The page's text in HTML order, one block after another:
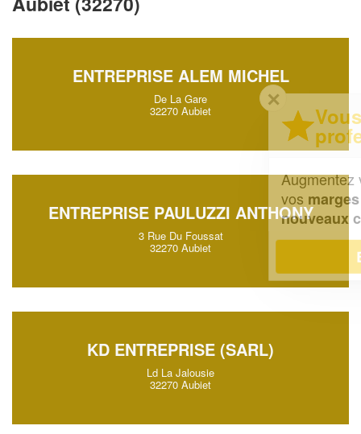
ENTREPRISE ALEM MICHEL
De La Gare
32270 Aubiet
ENTREPRISE PAULUZZI ANTHONY
3 Rue Du Foussat
32270 Aubiet
KD ENTREPRISE (SARL)
Ld La Jalousie
32270 Aubiet
Vous êtes un
Augmentez votrechiffre d'affaireset
tout en gagnant de
nouveaux clients!
En savoir plus